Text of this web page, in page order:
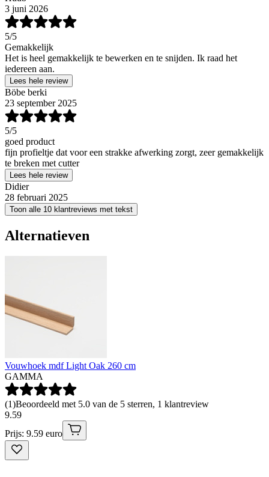
3 juni 2026
5/5
Gemakkelijk
Het is heel gemakkelijk te bewerken en te snijden. Ik raad het
iedereen aan.
Lees hele review
Böbe berki
23 september 2025
5/5
goed product
fijn profieltje dat voor een strakke afwerking zorgt, zeer gemakkelijk
te breken met cutter
Lees hele review
Didier
28 februari 2025
Toon alle 10 klantreviews met tekst
Alternatieven
Vouwhoek mdf Light Oak 260 cm
GAMMA
(1)Beoordeeld met 5.0 van de 5 sterren, 1 klantreview
9.59
Prijs: 9.59 euro